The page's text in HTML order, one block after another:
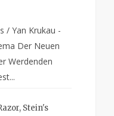
/ Yan Krukau -
Der Neuen
Werdenden
Stein's